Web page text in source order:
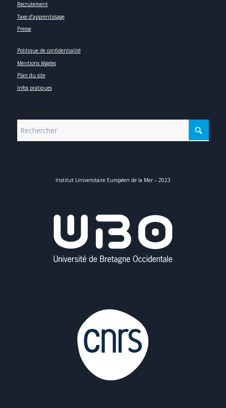
Recrutement
Taxe d’apprentissage
Presse
Politique de confidentialité
Mentions légales
Plan du site
Infos pratiques
Institut Universitaire Européen de la Mer – 2023